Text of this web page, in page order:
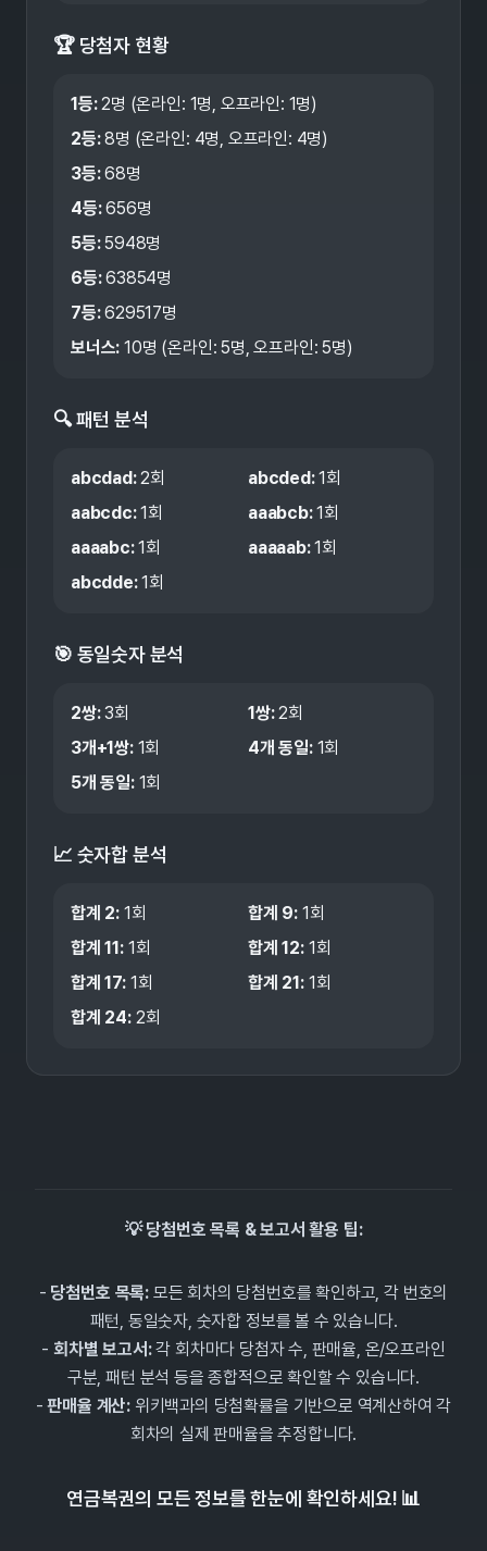
🏆 당첨자 현황
1등: 2명 (온라인: 1명, 오프라인: 1명)
2등: 8명 (온라인: 4명, 오프라인: 4명)
3등: 68명
4등: 656명
5등: 5948명
6등: 63854명
7등: 629517명
보너스: 10명 (온라인:5명, 오프라인:5명)
🔍 패턴 분석
abcdad: 2회 abcded: 1회
aabcdc: 1회 aaabcb: 1회
aaaabc: 1회 aaaaab: 1회
abcdde: 1회
🎯 동일숫자 분석
2쌍: 3회 1쌍: 2회
3개+1쌍: 1회 4개 동일: 1회
5개 동일: 1회
📈 숫자합 분석
합계 2: 1회 합계 9: 1회
합계11: 1회 합계12: 1회
합계17: 1회 합계 21: 1회
합계 24: 2회
💡 당첨번호 목록 & 보고서 활용 팁:
- 당첨번호 목록:모든 회차의 당첨번호를 확인하고, 각 번호의
패턴, 동일숫자, 숫자합 정보를 볼 수 있습니다.
-회차별 보고서:각 회차마다 당첨자 수, 판매율, 온/오프라인
구분, 패턴 분석 등을 종합적으로 확인할 수 있습니다.
-판매율 계산: 위키백과의 당첨확률을 기반으로 역계산하여 각
회차의 실제 판매율을 추정합니다.
연금복권의 모든 정보를 한눈에 확인하세요! 📊